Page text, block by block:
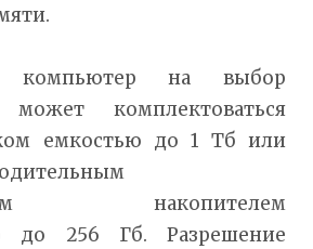
компьютер на выбор
может комплектоваться
емкостью до 1 Тб или
накопителем
до 256 Гб. Разрешение